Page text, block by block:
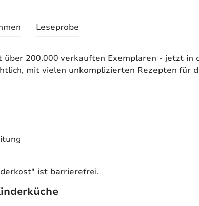
Leseprobe
200.000 verkauften Exemplaren - jetzt in
mit vielen unkomplizierten Rezepten für
ist barrierefrei.